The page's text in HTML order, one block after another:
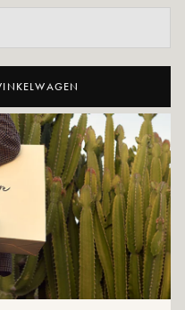
als je niet weet hoe je moet